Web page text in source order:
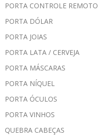
PORTA CONTROLE REMOTO
PORTA DÓLAR
PORTA JOIAS
PORTA LATA / CERVEJA
PORTA MÁSCARAS
PORTA NÍQUEL
PORTA ÓCULOS
PORTA VINHOS
QUEBRA CABEÇAS